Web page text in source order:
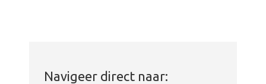
Navigeer direct naar: